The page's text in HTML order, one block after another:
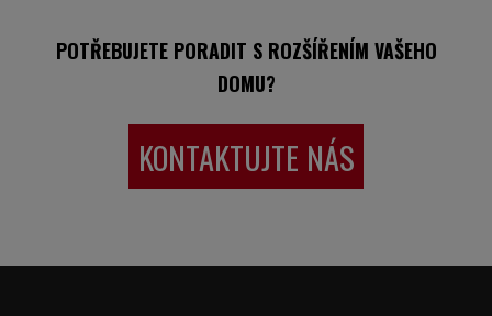
POTŘEBUJETE PORADIT S ROZŠÍŘENÍM VAŠEHO
DOMU?
KONTAKTUJTE NÁS